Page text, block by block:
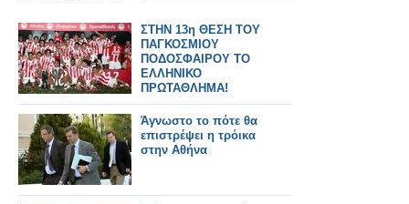
ΣΤΗΝ 13η ΘΕΣΗ ΤΟΥ
ΠΑΓΚΟΣΜΙΟΥ
ΠΟΔΟΣΦΑΙΡΟΥ ΤΟ
ΕΛΛΗΝΙΚΟ
ΠΡΩΤΑΘΛΗΜΑ!
Άγνωστο το πότε θα
επιστρέψει η τρόικα
στην Αθήνα